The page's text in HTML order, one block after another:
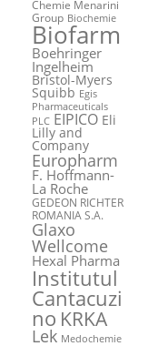
Chemie Menarini
Group Biochemie
Biofarm
Boehringer
Ingelheim
Bristol-Myers
Squibb Egis
Pharmaceuticals
PLC EIPICO Eli
Lilly and
Company
Europharm
F. Hoffmann-
La Roche
GEDEON RICHTER
ROMANIA S.A.
Glaxo
Wellcome
Hexal Pharma
Institutul
Cantacuzi
no KRKA
Lek Medochemie